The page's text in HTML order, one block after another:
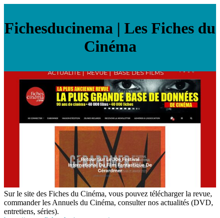
Fiches­ducine­ma | Les Fiches du
Cinéma
Sur le site des Fiches du Cinéma, vous pouvez télécharger la revue,
commander les Annuels du Cinéma, consulter nos actualités (DVD,
entretiens, séries).